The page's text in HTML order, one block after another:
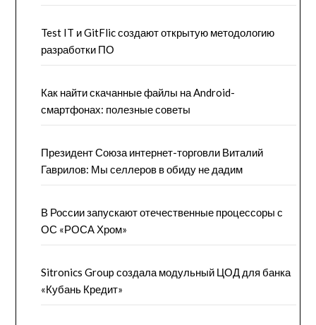
Test IT и GitFlic создают открытую методологию
разработки ПО
Как найти скачанные файлы на Android-
смартфонах: полезные советы
Президент Союза интернет-торговли Виталий
Гаврилов: Мы селлеров в обиду не дадим
В России запускают отечественные процессоры с
ОС «РОСА Хром»
Sitronics Group создала модульный ЦОД для банка
«Кубань Кредит»